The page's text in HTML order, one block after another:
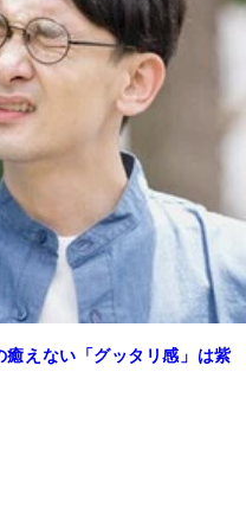
えない「グッタリ感」は紫